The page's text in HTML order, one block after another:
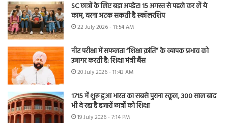
SC छात्रों के लिए बड़ा अपडेट! 15 अगस्त से पहले कर लें ये
काम, वरना अटक सकती है स्कॉलरशिप
22 July 2026 - 11:54 AM
नीट परीक्षा में सफलता “शिक्षा क्रांति” के व्यापक प्रभाव को
उजागर करती है: शिक्षा मंत्री बैंस
20 July 2026 - 11:43 AM
1715 में शुरू हुआ भारत का सबसे पुराना स्कूल, 300 साल बाद
भी दे रहा है हजारों छात्रों को शिक्षा
19 July 2026 - 7:14 PM